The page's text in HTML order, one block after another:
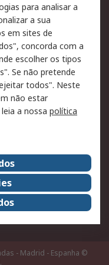
de cookies
de emails
na RS
- Madrid - Espanha ©
para analisar a
a sua
em sites de
concorda com a
escolher os tipos
Se não pretende
todos". Neste
não estar
a nossa política